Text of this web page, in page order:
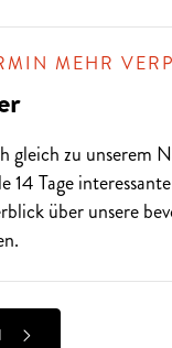
MEHR
gleich zu unserem
14 Tage
über unsere